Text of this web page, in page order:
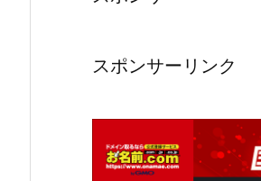
スポンサーリンク